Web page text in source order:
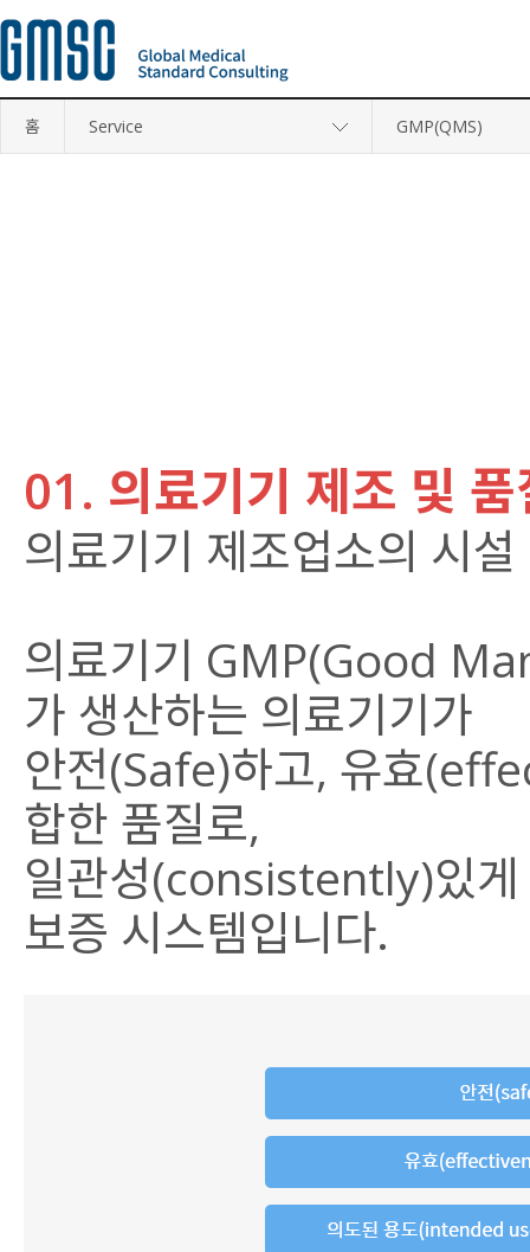
홈 Service GMP(QMS)
KGMP
01. 의료기기 제조 및
의료기기 제조업소의 시
의료기기 GMP(Good
가 생산하는 의료기기가
안전(Safe)하고, 유효
합한 품질로,
일관성(consistently)있게
보증 시스템입니다.